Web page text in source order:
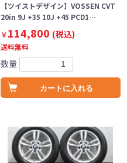
【ツイストデザイン】VOSSEN CVT
20in 9J +35 10J +45 PCD1…
￥114,800 (税込)
送料無料
数量
カートに入れる